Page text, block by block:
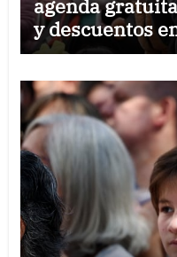
agenda
y descuentos